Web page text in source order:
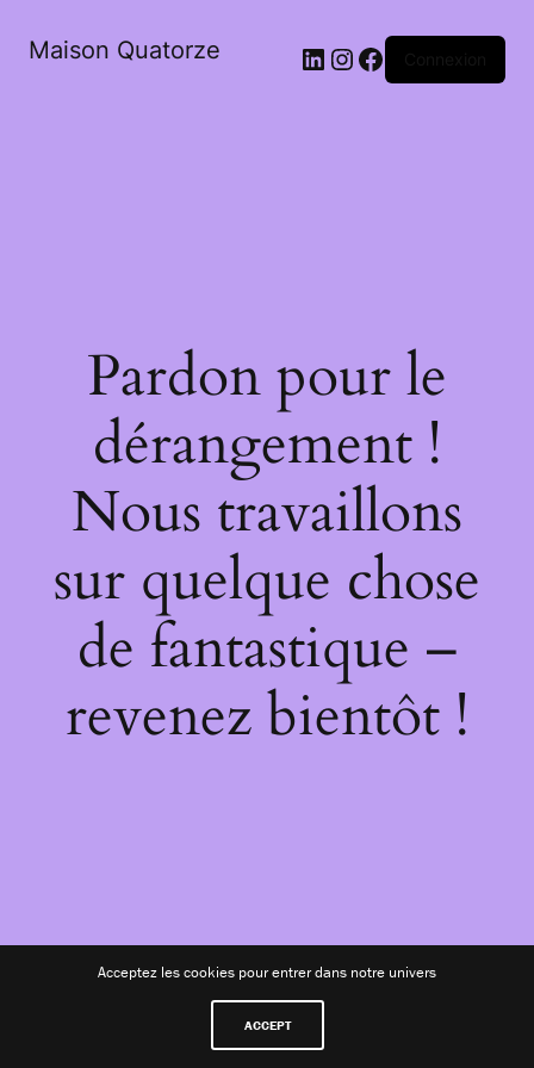
Maison Quatorze LinkedIn
Instagram
Facebook
Pardon pour le
dérangement !
Nous travaillons
sur quelque chose
de fantastique –
revenez bientôt !
Acceptez les cookies pour entrer dans notre univers
ACCEPT